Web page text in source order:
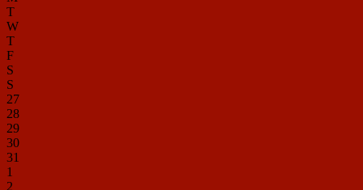
T
W
T
F
S
S
27
28
29
30
31
1
2